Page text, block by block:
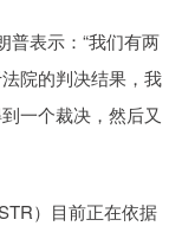
普表示：“我们有两
院的判决结果，我
一个裁决，然后又
）目前正在依据